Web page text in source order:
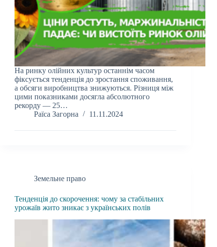
На ринку олійних культур останнім часом
фіксується тенденція до зростання споживання,
а обсяги виробництва знижуються. Різниця між
цими показниками досягла абсолютного
рекорду — 25…
Раїса Загорна
11.11.2024
Земельне право
Тенденція до скорочення: чому за стабільних
урожаїв жито зникає з українських полів